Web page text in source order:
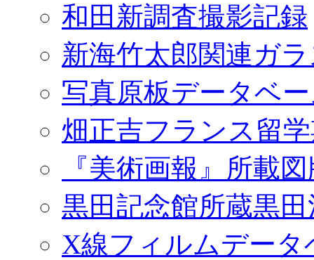
和田新調査撮影記録
新海竹太郎関連ガ
写真原板データベ
畑正吉フランス留
『美術画報』所載
黒田記念館所蔵黒
X線フィルムデータ